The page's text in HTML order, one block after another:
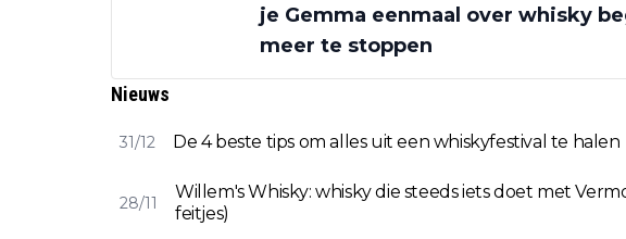
je Gemma eenmaal over whisky
meer te stoppen
Nieuws
31/12 De 4 beste tips om alles uit een whiskyfestival te halen
28/11
Willem's Whisky: whisky die steeds iets doet met
feitjes)